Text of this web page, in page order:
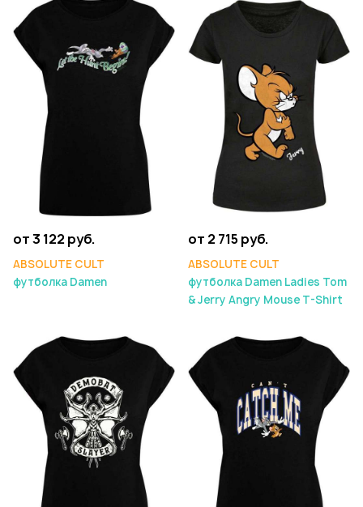
от 3 122 руб.
ABSOLUTE CULT
футболка Damen
от 2 715 руб.
ABSOLUTE CULT
футболка Damen Ladies Tom
& Jerry Angry Mouse T-Shirt